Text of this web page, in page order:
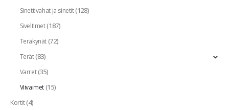
Sinettivahat ja sinetit(128)
Siveltimet(187)
Teräkynät(72)
Terät(83)
Varret(35)
Viivaimet(15)
Kortit(4)